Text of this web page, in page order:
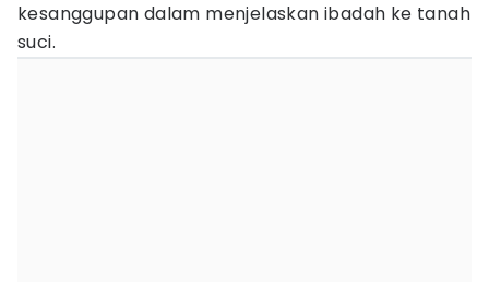
kesanggupan dalam menjelaskan ibadah ke tanah
suci.